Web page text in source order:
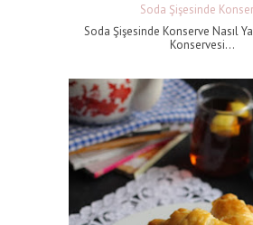
Soda Şişesinde
Soda Şişesinde Konserve Nasıl
Konservesi...